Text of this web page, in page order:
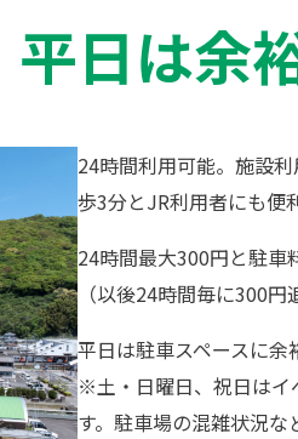
日は余
24時間利用可能。施設
歩3分とJR利用者にも便
24時間最大300円と駐車
（以後24時間毎に300円
平日は駐車スペースに余
※土・日曜日、祝日はイ
す。駐車場の混雑状況